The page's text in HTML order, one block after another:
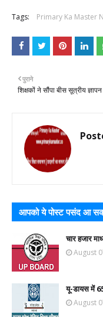
Tags: Primary Ka Master
पुराने
शिक्षकों ने सौंपा बीस सूत्रीय ज्ञापन
आपको ये पोस्ट पसंद आ
चार हजार
August
यू-डायस में
August